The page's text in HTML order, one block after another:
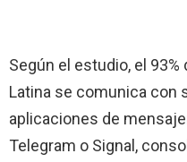
Según el estudio, el
Latina se comunica con
aplicaciones de
Telegram o Signal,